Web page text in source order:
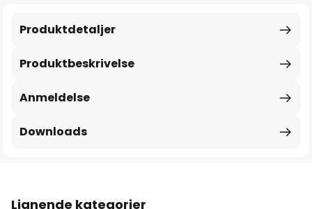
Produktbeskrivelse
Produktdetaljer
Anmeldelse
Downloads
Lignende kategorier